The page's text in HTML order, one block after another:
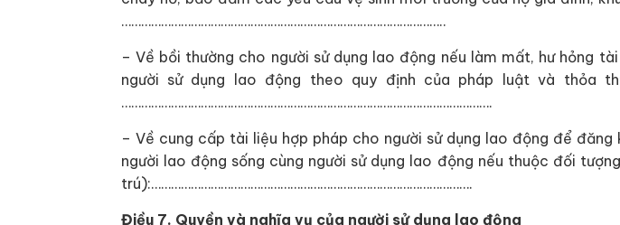
……………………………………………………………………………………..
– Về bồi thường cho người sử dụng lao động nếu làm mất, hư hỏng
người sử dụng lao động theo quy định của pháp luật và thỏa
………………………………………………………………………………………………….
– Về cung cấp tài liệu hợp pháp cho người sử dụng lao động để
người lao động sống cùng người sử dụng lao động nếu thuộc đối
trú):…………………………………………………………………………………….
Điều 7. Quyền và nghĩa vụ của người sử dụng lao động